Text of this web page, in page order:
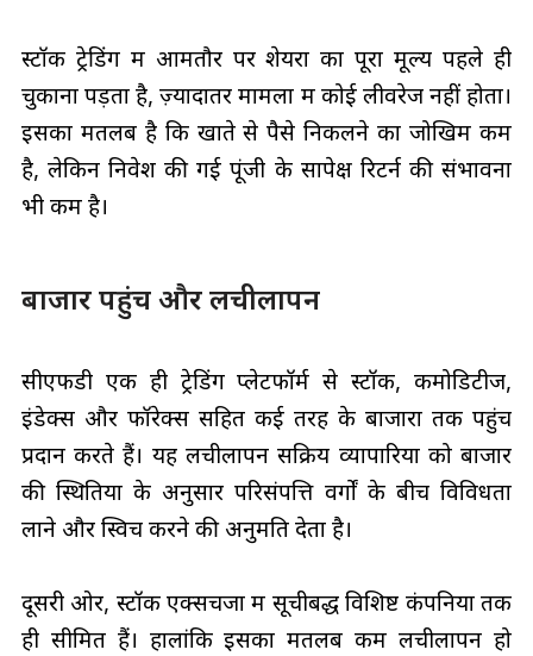
स्टॉक ट्रेडिंग में आमतौर पर शेयरों का पूरा मूल्य पहले ही
चुकाना पड़ता है, ज़्यादातर मामलों में कोई लीवरेज नहीं होता।
इसका मतलब है कि खाते से पैसे निकलने का जोखिम कम
है, लेकिन निवेश की गई पूंजी के सापेक्ष रिटर्न की संभावना
भी कम है।
बाजार पहुंच और लचीलापन
सीएफडी एक ही ट्रेडिंग प्लेटफॉर्म से स्टॉक, कमोडिटीज,
इंडेक्स और फॉरेक्स सहित कई तरह के बाजारों तक पहुंच
प्रदान करते हैं। यह लचीलापन सक्रिय व्यापारियों को बाजार
की स्थितियों के अनुसार परिसंपत्ति वर्गों के बीच विविधता
लाने और स्विच करने की अनुमति देता है।
दूसरी ओर, स्टॉक एक्सचेंजों में सूचीबद्ध विशिष्ट कंपनियों तक
ही सीमित हैं। हालांकि इसका मतलब कम लचीलापन हो